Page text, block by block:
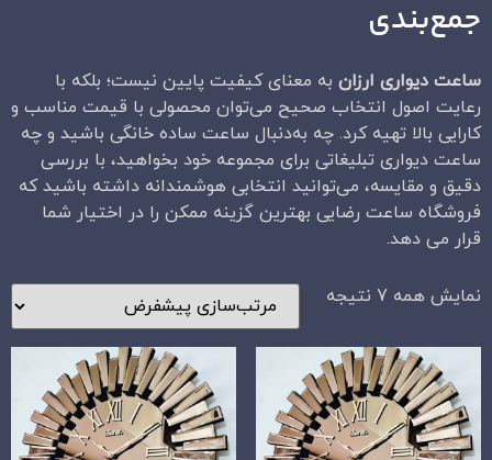
جمع‌بندی
ساعت دیواری ارزان به معنای کیفیت پایین نیست؛ بلکه با
رعایت اصول انتخاب صحیح می‌توان محصولی با قیمت مناسب و
کارایی بالا تهیه کرد. چه به‌دنبال ساعت ساده خانگی باشید و چه
ساعت دیواری تبلیغاتی برای مجموعه خود بخواهید، با بررسی
دقیق و مقایسه، می‌توانید انتخابی هوشمندانه داشته باشید که
فروشگاه ساعت رضایی بهترین گزینه ممکن را در اختیار شما
قرار می دهد.
نمایش همه 7 نتیجه